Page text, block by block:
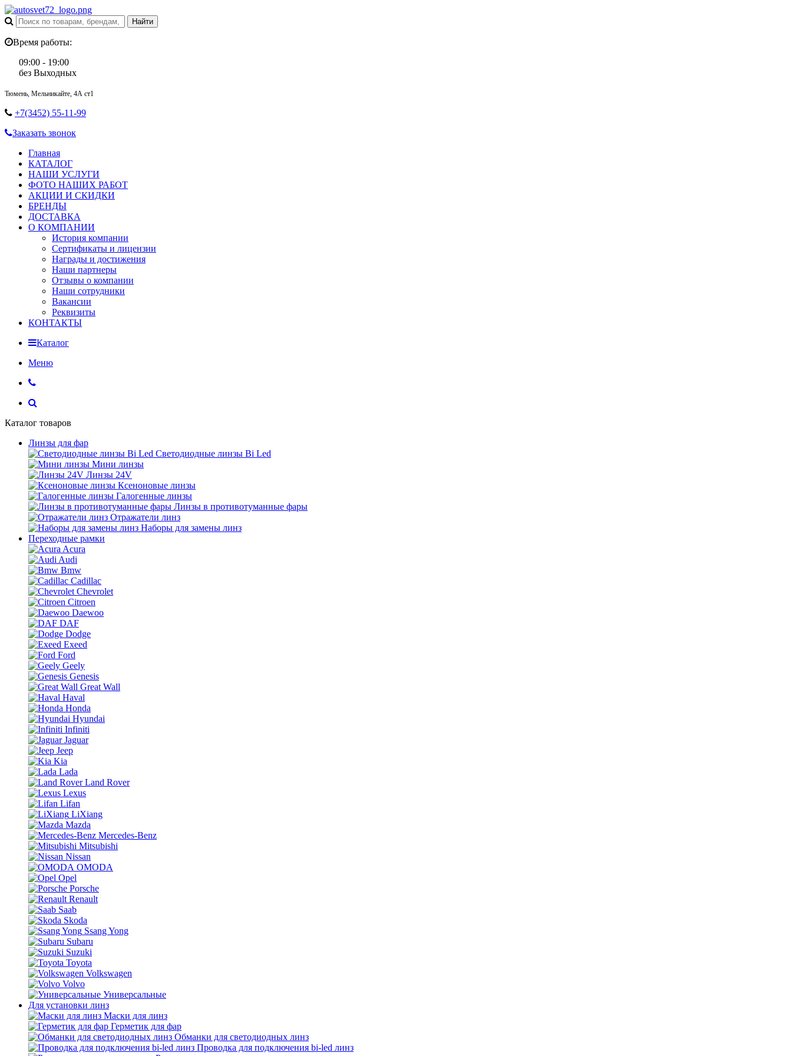
Время работы:
09:00 - 19:00
без Выходных
Тюмень, Мельникайте, 4А ст1
+7(3452) 55-11-99
Заказать звонок
Главная
КАТАЛОГ
НАШИ УСЛУГИ
ФОТО НАШИХ РАБОТ
АКЦИИ И СКИДКИ
БРЕНДЫ
ДОСТАВКА
О КОМПАНИИ
История компании
Сертификаты и лицензии
Награды и достижения
Наши партнеры
Отзывы о компании
Наши сотрудники
Вакансии
Реквизиты
КОНТАКТЫ
Каталог
Меню
Каталог товаров
Линзы для фар
Светодиодные линзы Bi Led
Мини линзы
Линзы 24V
Ксеноновые линзы
Галогенные линзы
Линзы в противотуманные фары
Отражатели линз
Наборы для замены линз
Переходные рамки
Acura
Audi
Bmw
Cadillac
Chevrolet
Citroen
Daewoo
DAF
Dodge
Exeed
Ford
Geely
Genesis
Great Wall
Haval
Honda
Hyundai
Infiniti
Jaguar
Jeep
Kia
Lada
Land Rover
Lexus
Lifan
LiXiang
Mazda
Mercedes-Benz
Mitsubishi
Nissan
OMODA
Opel
Porsche
Renault
Saab
Skoda
Ssang Yong
Subaru
Suzuki
Toyota
Volkswagen
Volvo
Универсальные
Для установки линз
Маски для линз
Герметик для фар
Обманки для светодиодных линз
Проводка для подключения bi-led линз